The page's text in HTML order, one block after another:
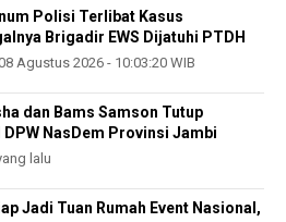
Polisi Terlibat Kasus
Brigadir EWS Dijatuhi PTDH
Agustus 2026 - 10:03:20 WIB
dan Bams Samson Tutup
DPW NasDem Provinsi Jambi
lalu
Jadi Tuan Rumah Event Nasional,